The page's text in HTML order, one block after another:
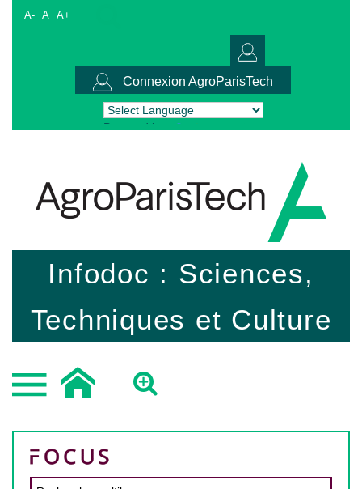
A- A A+
Connexion AgroParisTech
Powered by Translate
Infodoc : Sciences,
Techniques et Culture